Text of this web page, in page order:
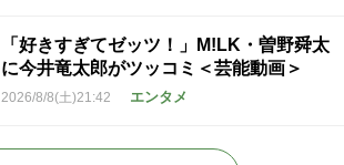
「好きすぎてゼッツ！」M!LK・曽野舜太
に今井竜太郎がツッコミ＜芸能動画＞
2026/8/8(土)21:42 エンタメ